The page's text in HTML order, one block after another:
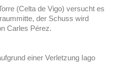
(Celta de Vigo) versucht es
der Schuss wird
Carles Pérez.
einer Verletzung Iago